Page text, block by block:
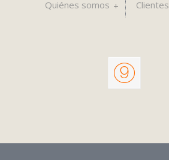
Quiénes somos Clientes